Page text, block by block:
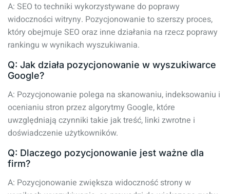
A: SEO to techniki wykorzystywane do poprawy
widoczności witryny. Pozycjonowanie to szerszy proces,
który obejmuje SEO oraz inne działania na rzecz poprawy
rankingu w wynikach wyszukiwania.
Q: Jak działa pozycjonowanie w wyszukiwarce
Google?
A: Pozycjonowanie polega na skanowaniu, indeksowaniu i
ocenianiu stron przez algorytmy Google, które
uwzględniają czynniki takie jak treść, linki zwrotne i
doświadczenie użytkowników.
Q: Dlaczego pozycjonowanie jest ważne dla
firm?
A: Pozycjonowanie zwiększa widoczność strony w